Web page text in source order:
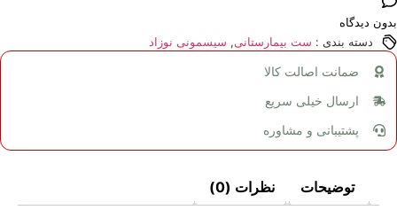
بدون دیدگاه
دسته بندی : ست بیمارستانی, سیسمونی نوزاد
ضمانت اصالت کالا
ارسال خیلی سریع
پشتیبانی و مشاوره
توضیحات نظرات (0)